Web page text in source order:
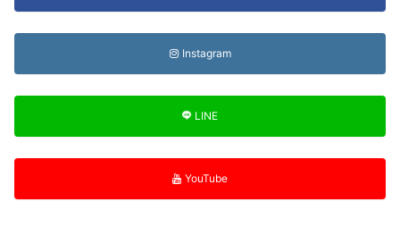
Instagram
LINE
YouTube